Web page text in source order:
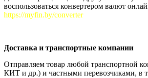
воспользоваться конвертером валют
https://myfin.by/converter
Доставка и транспортные компании
Отправляем товар любой транспортной
КИТ и др.) и частными перевозчиками, в